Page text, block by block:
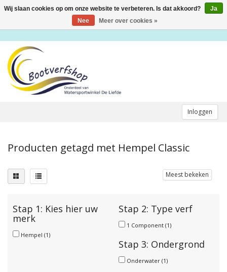
Inloggen
Toggle
Producten getagd met Hempel Classic
Meest bekeken
Stap 1: Kies hier uw
merk
Hempel (1)
Stap 2: Type verf
1 Component (1)
Stap 3: Ondergrond
Onderwater (1)
Wij slaan cookies op om onze website te verbeteren. Is dat akkoord?
Ja
Nee
Meer over cookies »